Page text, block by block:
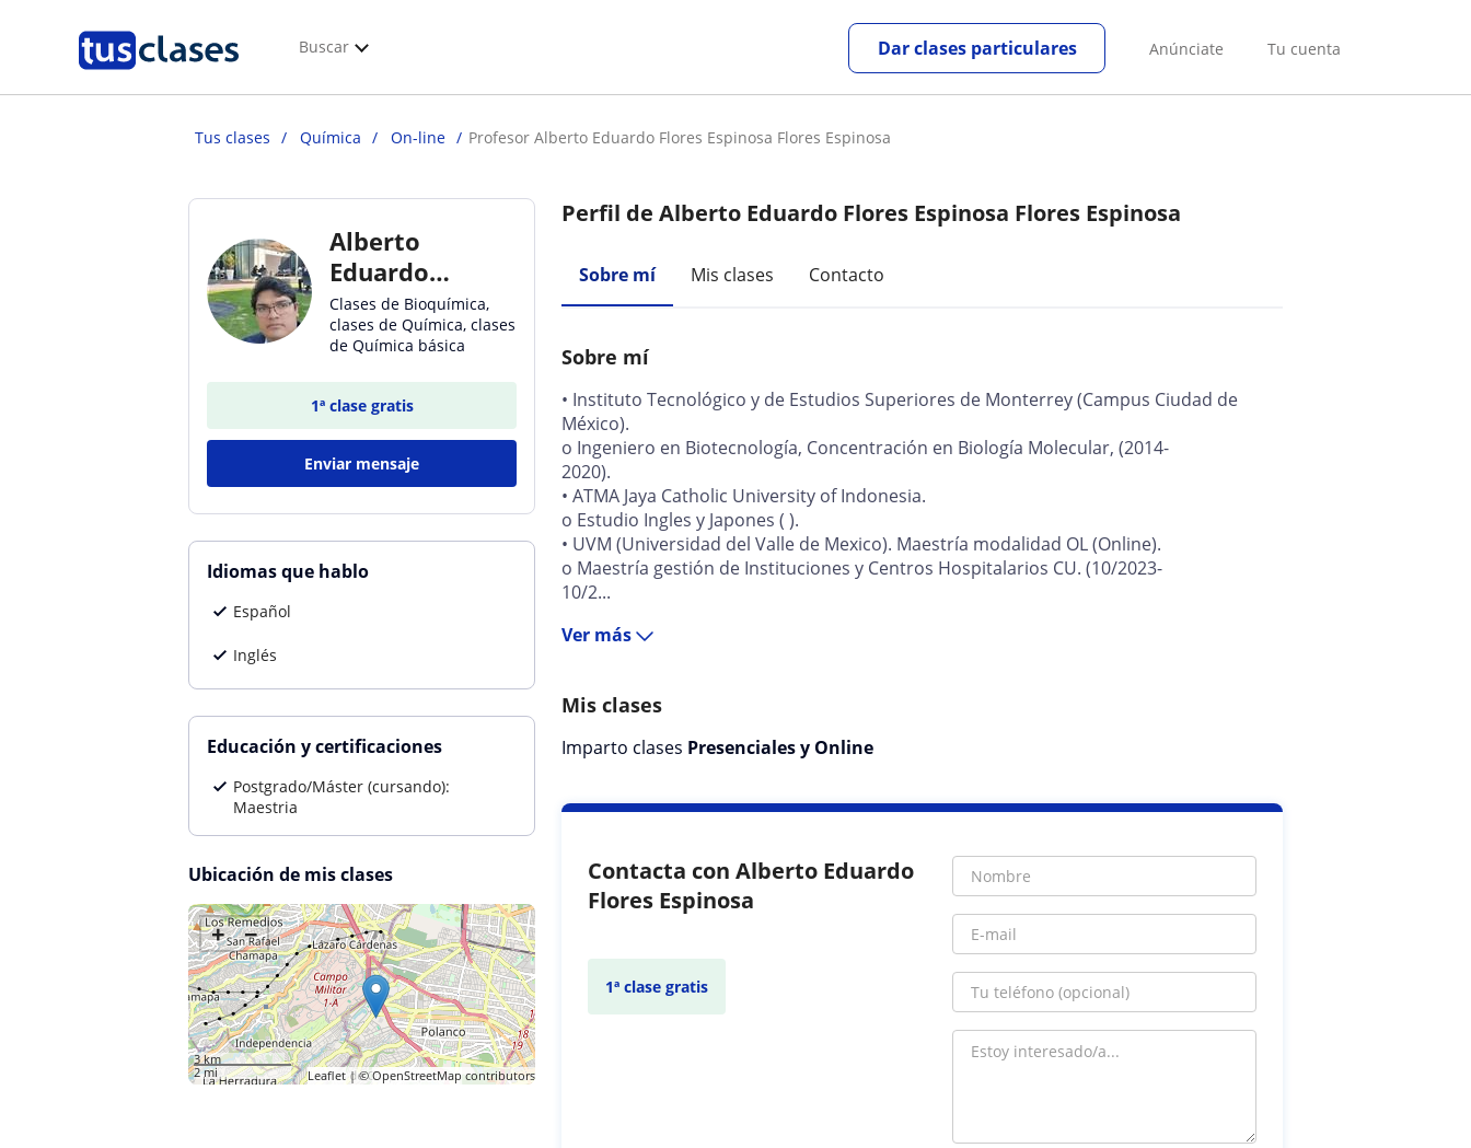
Buscar Anúnciate Tu cuenta
Dar clases particulares
Tus clases Química On-line Profesor Alberto Eduardo Flores Espinosa Flores Espinosa
Alberto
Eduardo
Flores
Espinosa
Flores
Espinosa
Clases de Bioquímica,
clases de Química, clases
de Química básica
1ª clase gratis
Enviar mensaje
Idiomas que hablo
Español
Inglés
Educación y certificaciones
Postgrado/Máster (cursando):
Maestria
Ubicación de mis clases
+ −
3 km
2 mi
Leaflet| ©OpenStreetMap contributors
Perfil de Alberto Eduardo Flores Espinosa Flores Espinosa
Sobre mí Mis clases Contacto
Sobre mí
• Instituto Tecnológico y de Estudios Superiores de Monterrey (Campus Ciudad de
México).
o Ingeniero en Biotecnología, Concentración en Biología Molecular, (2014-
2020).
• ATMA Jaya Catholic University of Indonesia.
o Estudio Ingles y Japones ( ).
• UVM (Universidad del Valle de Mexico). Maestría modalidad OL (Online).
o Maestría gestión de Instituciones y Centros Hospitalarios CU. (10/2023-
10/2...
Ver más
Mis clases
Imparto clases Presenciales y Online
Contacta con Alberto Eduardo
Flores Espinosa
1ª clase gratis